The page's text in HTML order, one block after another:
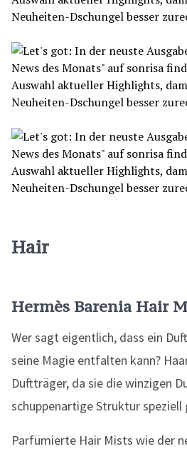
Hair
Hermès Barenia Hair
Wer sagt eigentlich, dass ein
seine Magie entfalten kann?
Duftträger, da sie die winzigen
schuppenartige Struktur speziell
Parfümierte Hair Mists wie der